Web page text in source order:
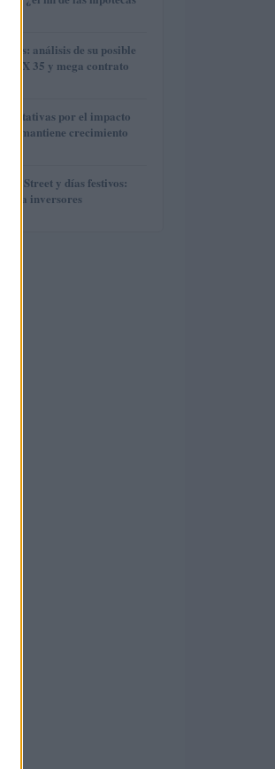
análisis de su posible
IBEX 35 y mega contrato
por el impacto
mantiene crecimiento
Street y días festivos:
para inversores